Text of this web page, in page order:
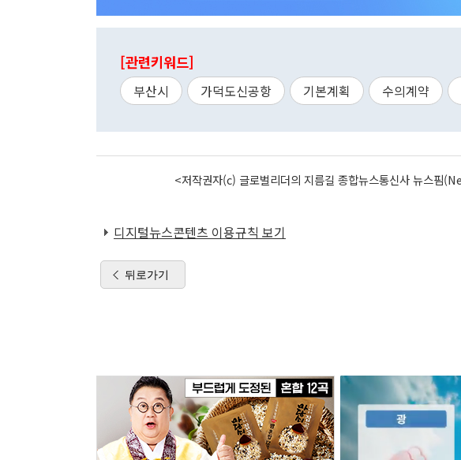
[관련키워드]
부산시 가덕도신공항 기본계획 수의계약
<저작권자(c) 글로벌리더의 지름길 종합뉴스통신사 뉴스핌
디지털뉴스콘텐츠 이용규칙 보기
뒤로가기